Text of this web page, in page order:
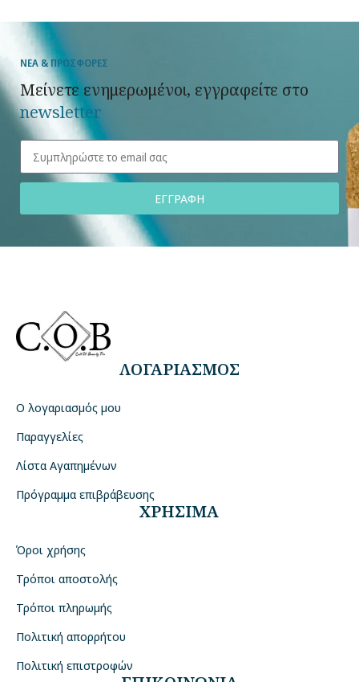
ΝΕΑ & ΠΡΟΣΦΟΡΕΣ
Μείνετε ενημερωμένοι, εγγραφείτε στο
newsletter
ΕΓΓΡΑΦΗ
ΛΟΓΑΡΙΑΣΜΟΣ
Ο λογαριασμός μου
Παραγγελίες
Λίστα Αγαπημένων
Πρόγραμμα επιβράβευσης
ΧΡΗΣΙΜΑ
Όροι χρήσης
Τρόποι αποστολής
Τρόποι πληρωμής
Πολιτική απορρήτου
Πολιτική επιστροφών